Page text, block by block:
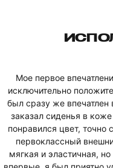
Мое первое
исключительно
был сразу же впечатлен
заказал сиденья в
понравился цвет, точно
первоклассный
мягкая и эластичная,